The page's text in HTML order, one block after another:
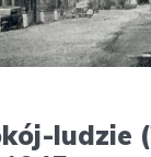
ludzie